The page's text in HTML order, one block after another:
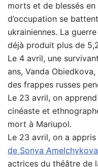
morts et de blessés
d’occupation se
ukrainiennes. La
déjà produit plus de
Le 4 avril, une
ans, Vanda
des frappes russes
Le 23 avril, on
cinéaste et
mort à Mariupol.
Le 23 avril, on a
de Sonya Amelchykova
actrices du théâtre de